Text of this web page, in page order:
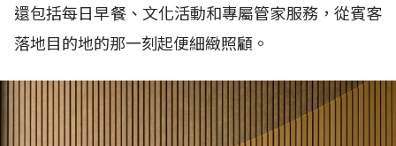
還包括每日早餐、文化活動和專屬管家服務，從賓客
落地目的地的那一刻起便細緻照顧。